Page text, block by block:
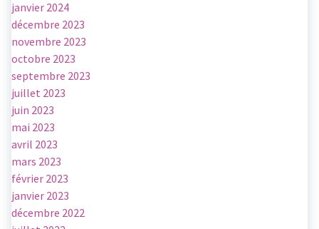
janvier 2024
décembre 2023
novembre 2023
octobre 2023
septembre 2023
juillet 2023
juin 2023
mai 2023
avril 2023
mars 2023
février 2023
janvier 2023
décembre 2022